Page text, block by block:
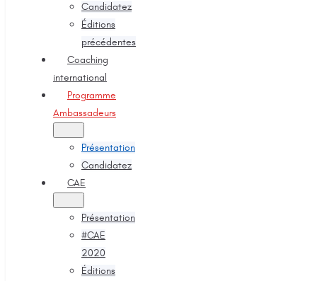
Candidatez
Éditions
précédentes
Coaching
international
Programme
Ambassadeurs
Présentation
Candidatez
CAE
Présentation
#CAE
2020
Éditions